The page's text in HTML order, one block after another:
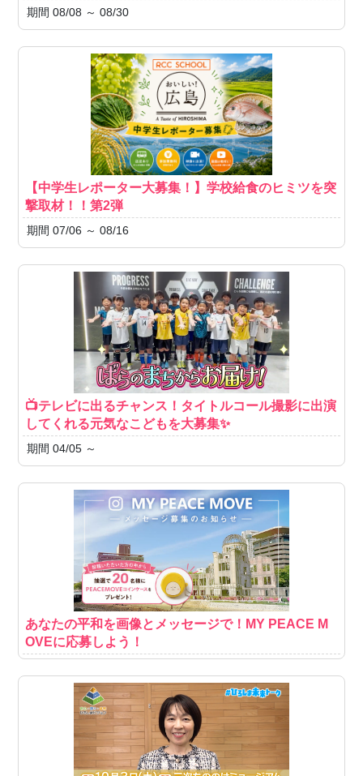
期間 08/08 ～ 08/30
【中学生レポーター大募集！】学校給食のヒミツを突
撃取材！！第2弾
期間 07/06 ～ 08/16
📺テレビに出るチャンス！タイトルコール撮影に出演
してくれる元気なこどもを大募集✨
期間 04/05 ～
あなたの平和を画像とメッセージで！MY PEACE M
OVEに応募しよう！